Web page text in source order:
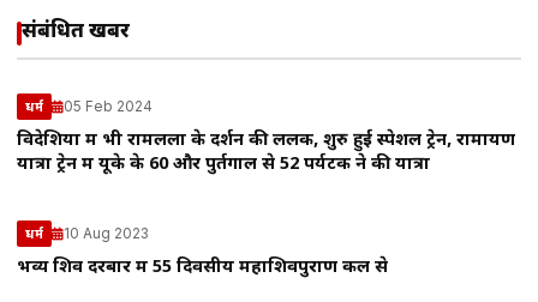
संबंधित खबरें
धर्म 05 Feb 2024
विदेशियों में भी रामलला के दर्शन की ललक, शुरु हुई स्पेशल ट्रेन, रामायण
यात्रा ट्रेन में यूके के 60 और पुर्तगाल से 52 पर्यटक ने की यात्रा
धर्म 10 Aug 2023
भव्य शिव दरबार में 55 दिवसीय महाशिवपुराण कल से